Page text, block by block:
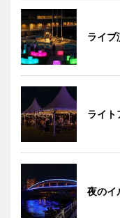
ライブ
ライト
夜のイ